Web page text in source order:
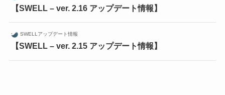
【SWELL – ver. 2.16 アップデート情報】
SWELLアップデート情報
【SWELL – ver. 2.15 アップデート情報】